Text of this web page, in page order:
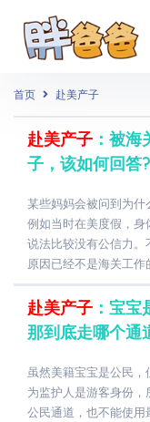
首页 赴美产子
赴美产子 ：被
子，该如何回答?
某些妈妈会被问到为什
例如当时在美度假，身
说法比较没有公信力。
原因已经不是海关工作
赴美产子 ：宝
那到底走哪个通
虽然美籍宝宝是公民
为监护人是游客身份
公民通道，也不能使